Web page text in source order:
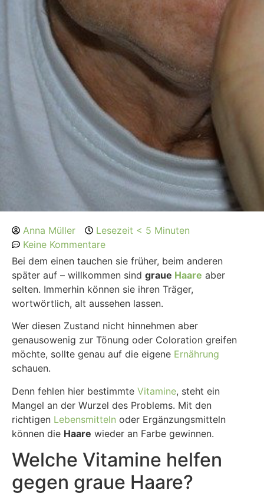
Anna Müller
Lesezeit < 5 Minuten
Keine Kommentare
Bei dem einen tauchen sie früher, beim anderen
später auf – willkommen sind graue Haare aber
selten. Immerhin können sie ihren Träger,
wortwörtlich, alt aussehen lassen.
Wer diesen Zustand nicht hinnehmen aber
genausowenig zur Tönung oder Coloration greifen
möchte, sollte genau auf die eigene Ernährung
schauen.
Denn fehlen hier bestimmte Vitamine, steht ein
Mangel an der Wurzel des Problems. Mit den
richtigen Lebensmitteln oder Ergänzungsmitteln
können die Haare wieder an Farbe gewinnen.
Welche Vitamine helfen
gegen graue Haare?